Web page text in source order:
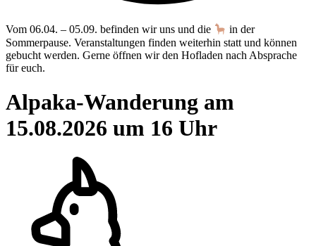
Vom 06.04. – 05.09. befinden wir uns und die
in der
Sommerpause. Veranstaltungen finden weiterhin statt und können
gebucht werden. Gerne öffnen wir den Hofladen nach Absprache
für euch.
Alpaka-Wanderung am
15.08.2026 um 16 Uhr